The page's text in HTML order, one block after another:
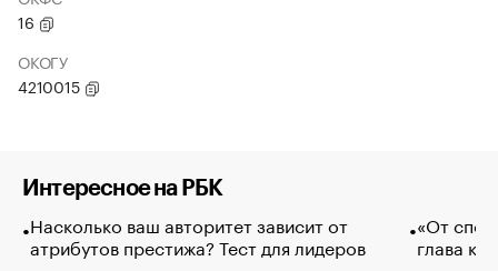
16
ОКОГУ
4210015
Интересное на РБК
Насколько ваш авторитет зависит от
атрибутов престижа? Тест для лидеров
«От
глава